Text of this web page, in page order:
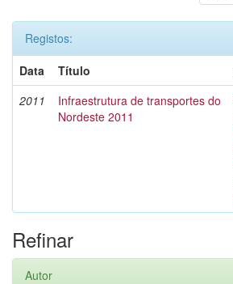
Registos:
Data
Título
2011
Infraestrutura de transportes do
Nordeste 2011
Refinar
Autor